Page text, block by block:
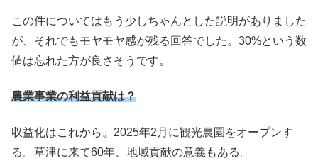
この件についてはもう少しちゃんとした説明がありました
が、それでもモヤモヤ感が残る回答でした。30%という数
値は忘れた方が良さそうです。
農業事業の利益貢献は？
収益化はこれから。2025年2月に観光農園をオープンす
る。草津に来て60年、地域貢献の意義もある。